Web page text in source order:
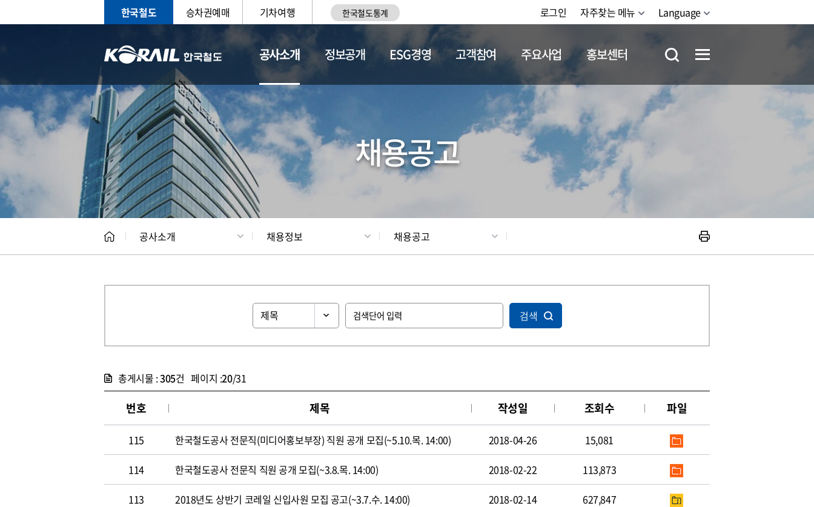
한국철도 승차권예매 기차여행 한국철도통계 로그인 자주찾는 메뉴 Language
공사소개
CEO 일반현황 채용정보
정보공개 ESG경영 고객참여 주요사업 홍보센터
채용공고
공사소개 채용정보 채용공고
검색
총게시물 :305건 페이지 :20/31
번호 제목 작성일 조회수 파일
115 한국철도공사 전문직(미디어홍보부장) 직원 공개 모집(~5.10.목. 14:00) 2018-04-26 15,081
114 한국철도공사 전문직 직원 공개 모집(~3.8.목. 14:00) 2018-02-22 113,873
113 2018년도 상반기 코레일 신입사원 모집 공고(~3.7.수. 14:00) 2018-02-14 627,847